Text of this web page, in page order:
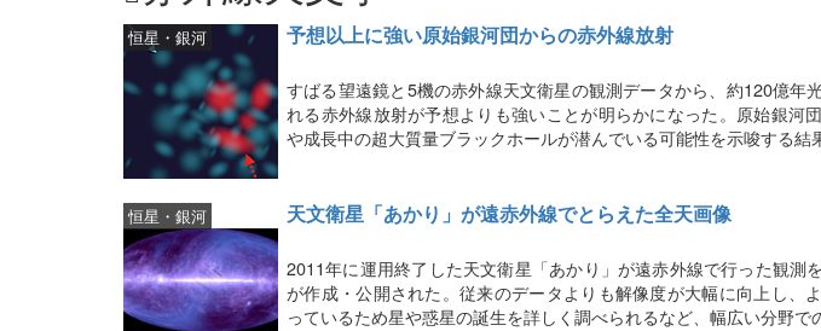
予想以上に強い原始銀河団からの赤外線放射
恒星・銀河
すばる望遠鏡と5機の赤外線天文衛星の観測データから、約120億年
れる赤外線放射が予想よりも強いことが明らかになった。原始銀河
や成長中の超大質量ブラックホールが潜んでいる可能性を示唆する結
天文衛星「あかり」が遠赤外線でとらえた全天画像
恒星・銀河
2011年に運用終了した天文衛星「あかり」が遠赤外線で行った観測
が作成・公開された。従来のデータよりも解像度が大幅に向上し、
っているため星や惑星の誕生を詳しく調べられるなど、幅広い分野で